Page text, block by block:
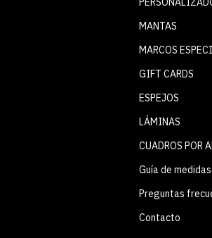
MANTAS
MARCOS
GIFT CARDS
ESPEJOS
LÁMINAS
CUADROS POR
Guía de medidas
Preguntas
Contacto